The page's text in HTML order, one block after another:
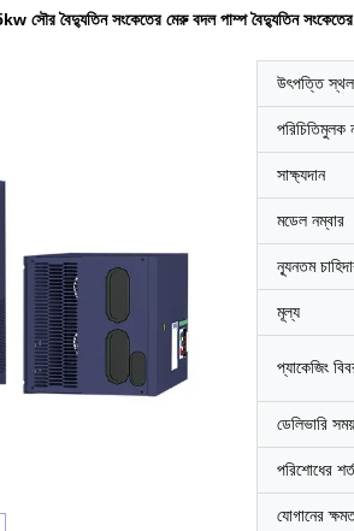
বৈদ্যুতিন সংকেতের মেরু বদল পাম্প বৈদ্যুতিন
উৎপত্তি স্থল
পরিচিতিমুলক
সাক্ষ্যদান
মডেল নম্বার
ন্যূনতম
মূল্য
প্যাকেজিং
ডেলিভারি সময়
পরিশোধের শর্ত
যোগানের